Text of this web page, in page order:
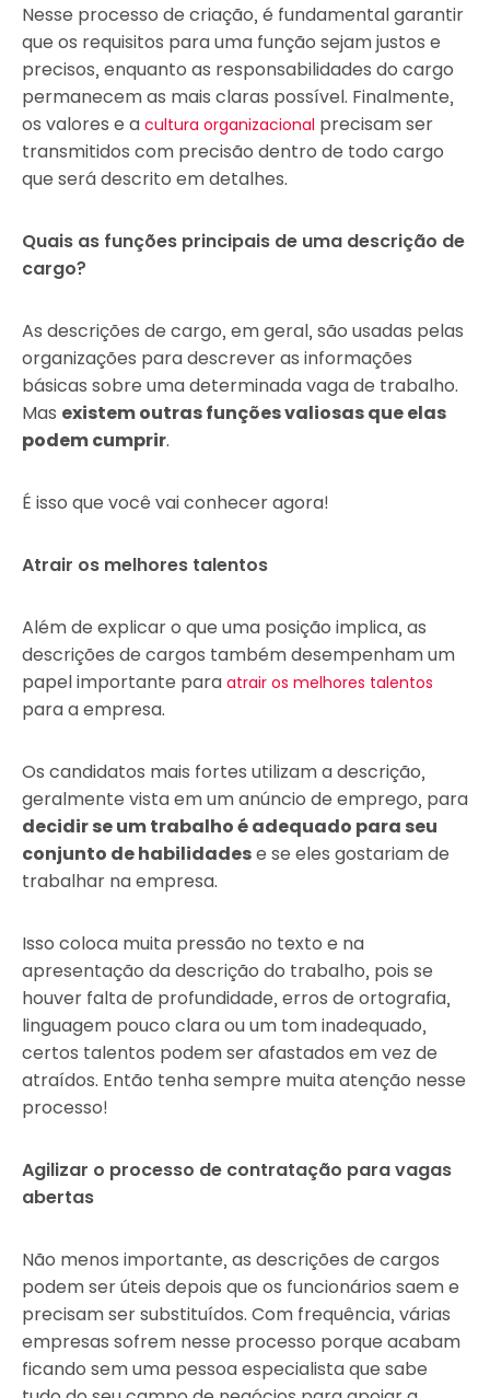
Nesse processo de criação, é fundamental garantir
que os requisitos para uma função sejam justos e
precisos, enquanto as responsabilidades do cargo
permanecem as mais claras possível. Finalmente,
os valores e a cultura organizacional precisam ser
transmitidos com precisão dentro de todo cargo
que será descrito em detalhes.
Quais as funções principais de uma descrição de
cargo?
As descrições de cargo, em geral, são usadas pelas
organizações para descrever as informações
básicas sobre uma determinada vaga de trabalho.
Mas existem outras funções valiosas que elas
podem cumprir.
É isso que você vai conhecer agora!
Atrair os melhores talentos
Além de explicar o que uma posição implica, as
descrições de cargos também desempenham um
papel importante para atrair os melhores talentos
para a empresa.
Os candidatos mais fortes utilizam a descrição,
geralmente vista em um anúncio de emprego, para
decidir se um trabalho é adequado para seu
conjunto de habilidadese se eles gostariam de
trabalhar na empresa.
Isso coloca muita pressão no texto e na
apresentação da descrição do trabalho, pois se
houver falta de profundidade, erros de ortografia,
linguagem pouco clara ou um tom inadequado,
certos talentos podem ser afastados em vez de
atraídos. Então tenha sempre muita atenção nesse
processo!
Agilizar o processo de contratação para vagas
abertas
Não menos importante, as descrições de cargos
podem ser úteis depois que os funcionários saem e
precisam ser substituídos. Com frequência, várias
empresas sofrem nesse processo porque acabam
ficando sem uma pessoa especialista que sabe